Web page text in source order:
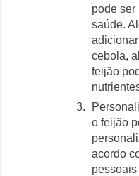
pode ser
saúde.
cebola,
feijão
o feijão
acordo